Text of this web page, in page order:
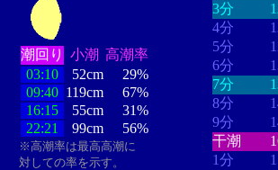
潮回り 小潮 高潮率
03:10
52cm
29%
09:40 119cm
67%
16:15
55cm
31%
22:21
99cm 56%
※高潮率は最高高潮に
対しての率を示す。
3分
4分
5分
6分
7分
8分
9分
干潮
1分